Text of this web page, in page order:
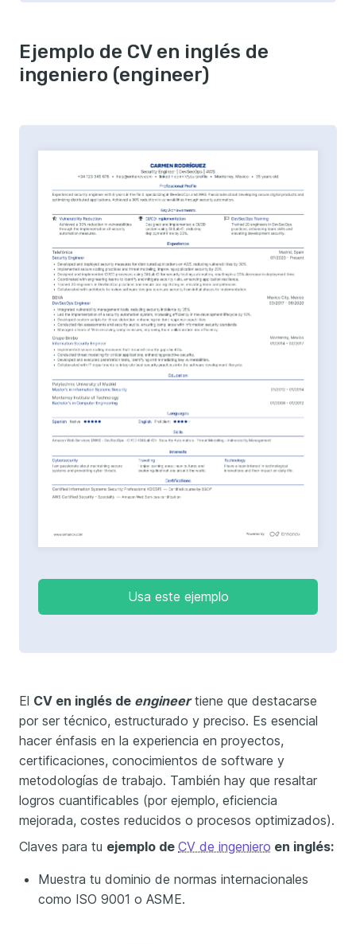
Ejemplo de CV en inglés de
ingeniero (engineer)
Usa este ejemplo
El CV en inglés de engineertiene que destacarse
por ser técnico, estructurado y preciso. Es esencial
hacer énfasis en la experiencia en proyectos,
certificaciones, conocimientos de software y
metodologías de trabajo. También hay que resaltar
logros cuantificables (por ejemplo, eficiencia
mejorada, costes reducidos o procesos optimizados).
Claves para tu ejemplo de CV de ingeniero en inglés:
Muestra tu dominio de normas internacionales
como ISO 9001 o ASME.